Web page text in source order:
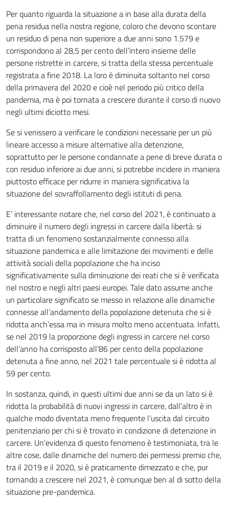
Per quanto riguarda la situazione a in base alla durata della
pena residua nella nostra regione, coloro che devono scontare
un residuo di pena non superiore a due anni sono 1.579 e
corrispondono al 28,5 per cento dell’intero insieme delle
persone ristrette in carcere, si tratta della stessa percentuale
registrata a fine 2018. La loro è diminuita soltanto nel corso
della primavera del 2020 e cioè nel periodo più critico della
pandemia, ma è poi tornata a crescere durante il corso di nuovo
negli ultimi diciotto mesi.
Se si venissero a verificare le condizioni necessarie per un più
lineare accesso a misure alternative alla detenzione,
soprattutto per le persone condannate a pene di breve durata o
con residuo inferiore ai due anni, si potrebbe incidere in maniera
piuttosto efficace per ridurre in maniera significativa la
situazione del sovraffollamento degli istituti di pena.
E’ interessante notare che, nel corso del 2021, è continuato a
diminuire il numero degli ingressi in carcere dalla libertà: si
tratta di un fenomeno sostanzialmente connesso alla
situazione pandemica e alle limitazione dei movimenti e delle
attività sociali della popolazione che ha inciso
significativamente sulla diminuzione dei reati che si è verificata
nel nostro e negli altri paesi europei. Tale dato assume anche
un particolare significato se messo in relazione alle dinamiche
connesse all’andamento della popolazione detenuta che si è
ridotta anch’essa ma in misura molto meno accentuata. Infatti,
se nel 2019 la proporzione degli ingressi in carcere nel corso
dell’anno ha corrisposto all’86 per cento della popolazione
detenuta a fine anno, nel 2021 tale percentuale si è ridotta al
59 per cento.
In sostanza, quindi, in questi ultimi due anni se da un lato si è
ridotta la probabilità di nuovi ingressi in carcere, dall’altro è in
qualche modo diventata meno frequente l’uscita dal circuito
penitenziario per chi si è trovato in condizione di detenzione in
carcere. Un’evidenza di questo fenomeno è testimoniata, tra le
altre cose, dalle dinamiche del numero dei permessi premio che,
tra il 2019 e il 2020, si è praticamente dimezzato e che, pur
tornando a crescere nel 2021, è comunque ben al di sotto della
situazione pre-pandemica.